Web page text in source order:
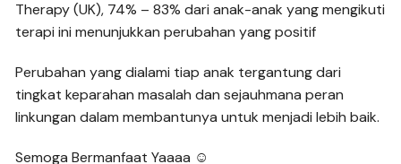
Therapy (UK), 74% – 83% dari anak-anak yang mengikuti
terapi ini menunjukkan perubahan yang positif
Perubahan yang dialami tiap anak tergantung dari
tingkat keparahan masalah dan sejauhmana peran
linkungan dalam membantunya untuk menjadi lebih baik.
Semoga Bermanfaat Yaaaa ☺